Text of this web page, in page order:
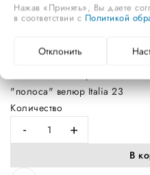
Банкетка, марка "Дудо", Арт.
238,70 руб.
"полоса" велюр Italia 23
Количество
- +
В
Нажав «Принять», Вы даете
в соответствии с Политикой
Отклонить